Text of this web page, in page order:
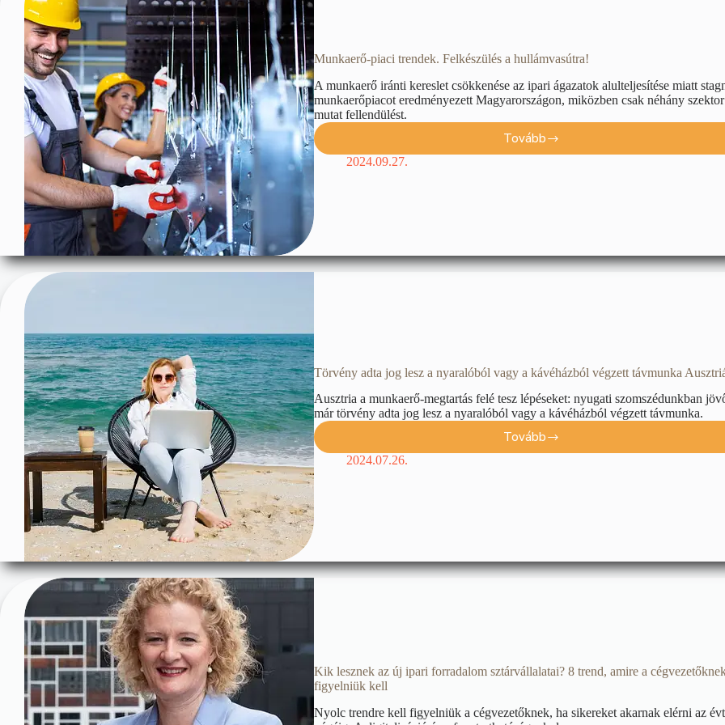
Munkaerő-piaci trendek. Felkészülés a hullámvasútra!
A munkaerő iránti kereslet csökkenése az ipari ágazatok alulteljesítése miatt
munkaerőpiacot eredményezett Magyarországon, miközben csak néhány szektor
mutat fellendülést.
Tovább
2024.09.27.
Törvény adta jog lesz a nyaralóból vagy a kávéházból végzett távmunka
Ausztria a munkaerő-megtartás felé tesz lépéseket: nyugati szomszédunkban
már törvény adta jog lesz a nyaralóból vagy a kávéházból végzett távmunka.
Tovább
2024.07.26.
Kik lesznek az új ipari forradalom sztárvállalatai? 8 trend, amire a
figyelniük kell
Nyolc trendre kell figyelniük a cégvezetőknek, ha sikereket akarnak elérni az